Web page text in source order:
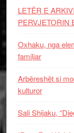
LETËR E
PERVJETORIN
Oxhaku, nga
familjar
Arbëreshët si
kulturor
Sali Shijaku,